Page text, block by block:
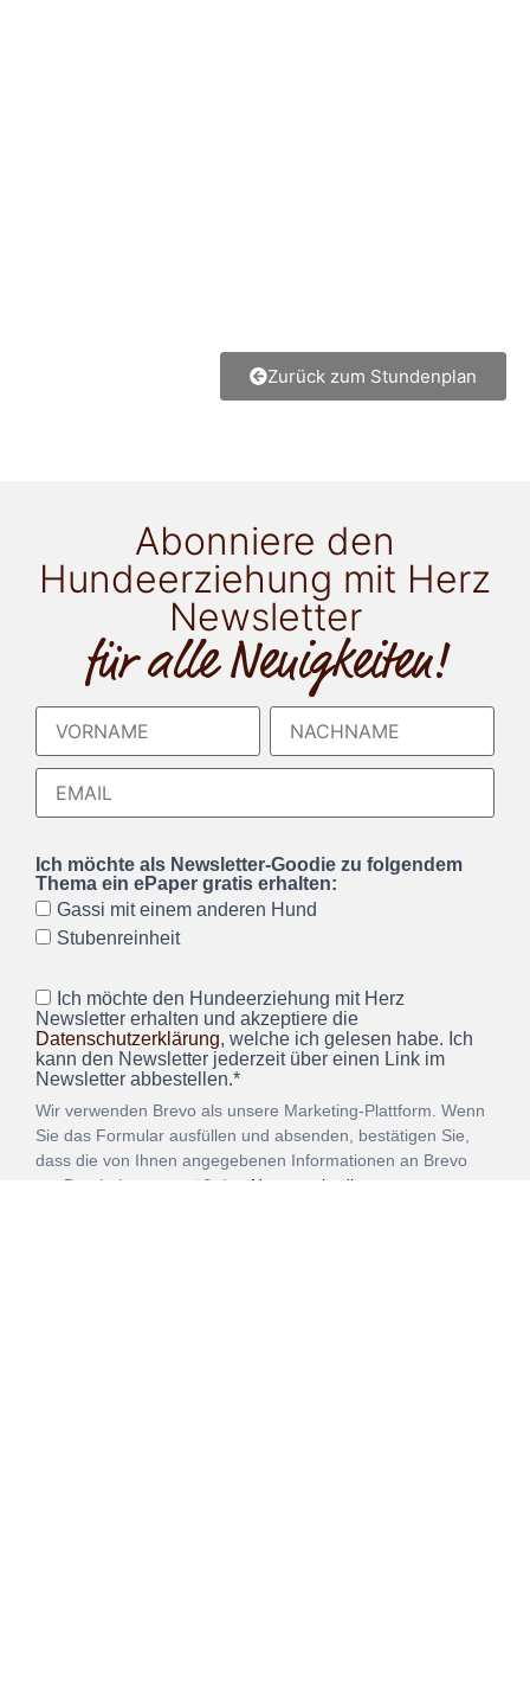
Zurück zum Stundenplan
Abonniere den
Hundeerziehung mit Herz
Newsletter
für alle Neuigkeiten!
Ich möchte als Newsletter-Goodie zu folgendem
Thema ein ePaper gratis erhalten:
Gassi mit einem anderen Hund
Stubenreinheit
Ich möchte den Hundeerziehung mit Herz
Newsletter erhalten und akzeptiere die
Datenschutzerklärung, welche ich gelesen habe. Ich
kann den Newsletter jederzeit über einen Link im
Newsletter abbestellen.*
Wir verwenden Brevo als unsere Marketing-Plattform. Wenn
Sie das Formular ausfüllen und absenden, bestätigen Sie,
dass die von Ihnen angegebenen Informationen an Brevo
zur Bearbeitung gemäß den Nutzungsbedingungen